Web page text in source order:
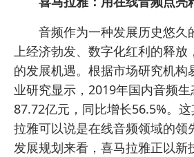
音频作为一种发展历史悠久
上经济勃发、数字化红利的释放
的发展机遇。根据市场研究机构
业研究显示，2019年国内音频
87.72亿元，同比增长56.5%。
拉雅可以说是在线音频领域的领
发展规划来看，喜马拉雅正以新